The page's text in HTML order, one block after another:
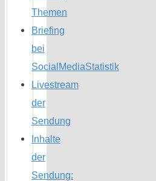
Themen
Briefing
bei
SocialMediaStatistik
Livestream
der
Sendung
Inhalte
der
Sendung: